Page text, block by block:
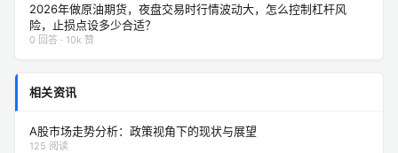
2026年做原油期货，夜盘交易时行情波动大，怎么控制杠杆风
险，止损点设多少合适？
0 回答 · 10k 赞
相关资讯
A股市场走势分析：政策视角下的现状与展望
125 阅读